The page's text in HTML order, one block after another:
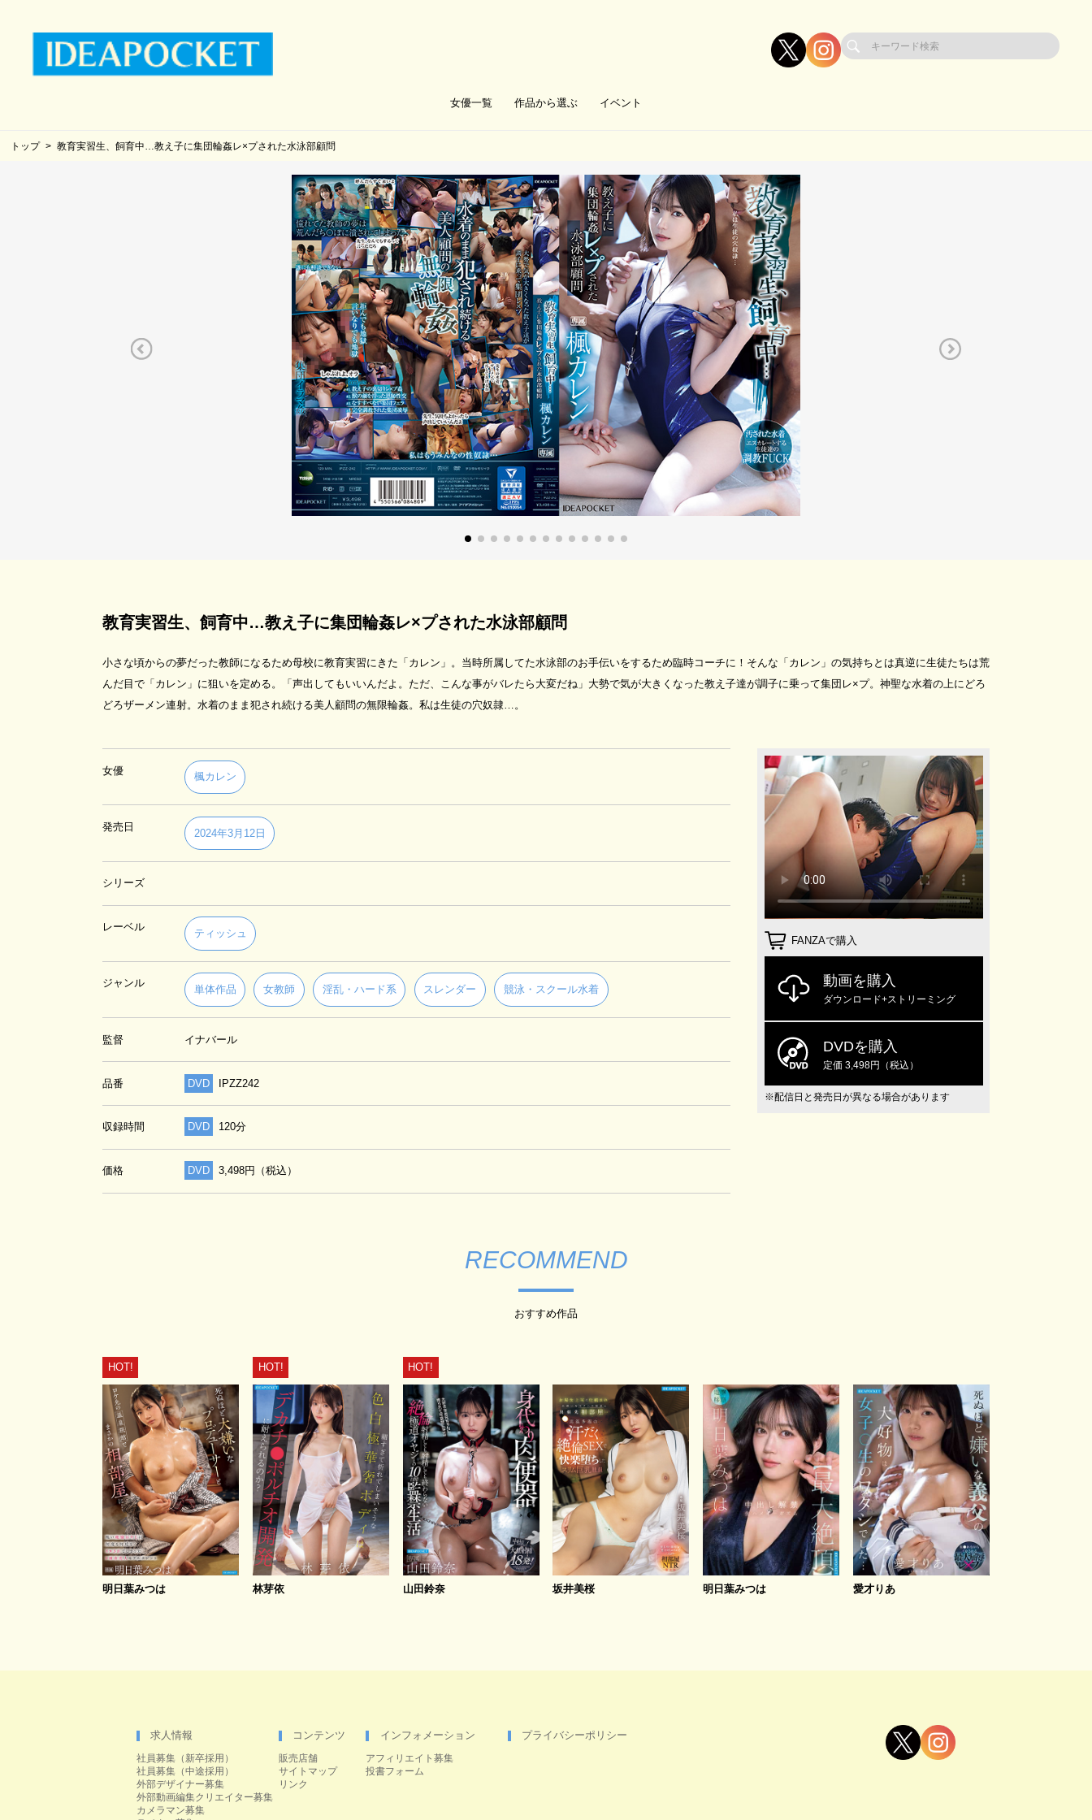
女優一覧 作品から選ぶ イベント
トップ 教育実習生、飼育中…教え子に集団輪姦レ×プされた水泳部顧問
教育実習生、飼育中…教え子に集団輪姦レ×プされた水泳部顧問
小さな頃からの夢だった教師になるため母校に教育実習にきた「カレン」。当時所属してた水泳部のお手伝いをするため臨時コーチに！そんな「カレン」の気持ちとは真逆に生徒たちは荒
んだ目で「カレン」に狙いを定める。「声出してもいいんだよ。ただ、こんな事がバレたら大変だね」大勢で気が大きくなった教え子達が調子に乗って集団レ×プ。神聖な水着の上にどろ
どろザーメン連射。水着のまま犯され続ける美人顧問の無限輪姦。私は生徒の穴奴隷…。
女優
楓カレン
発売日
2024年3月12日
シリーズ
レーベル
ティッシュ
ジャンル
単体作品 女教師 淫乱・ハード系 スレンダー 競泳・スクール水着
監督 イナバール
品番 DVD IPZZ242
収録時間 DVD 120分
価格 DVD 3,498円（税込）
FANZAで購入
動画を購入
ダウンロード+ストリーミング
DVDを購入
定価 3,498円（税込）
※配信日と発売日が異なる場合があります
RECOMMEND
おすすめ作品
HOT!
明日葉みつは
HOT!
林芽依
HOT!
山田鈴奈 坂井美桜 明日葉みつは 愛才りあ
求人情報
社員募集（新卒採用）
社員募集（中途採用）
外部デザイナー募集
外部動画編集クリエイター募集
カメラマン募集
コンテンツ
販売店舗
サイトマップ
リンク
インフォメーション
アフィリエイト募集
投書フォーム
プライバシーポリシー